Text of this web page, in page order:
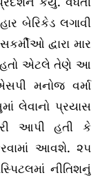
બેરિકેડ લગાવી
દ્વારા માર
હતો એટલે તેણે આ
મનોજ વર્મા
લેવાનો પ્રયાસ
આપી હતી કે
આવશે. ૨૫
નીતિશનું